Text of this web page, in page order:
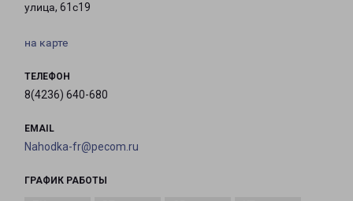
улица, 61с19
на карте
ТЕЛЕФОН
8(4236) 640-680
EMAIL
Nahodka-fr@pecom.ru
ГРАФИК РАБОТЫ